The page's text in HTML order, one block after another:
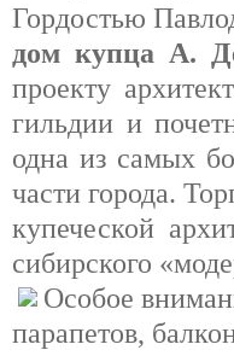
Гордостью
дом купца А.
проекту
гильдии и
одна из самых
части города.
купеческой
сибирского
Особое
парапетов,